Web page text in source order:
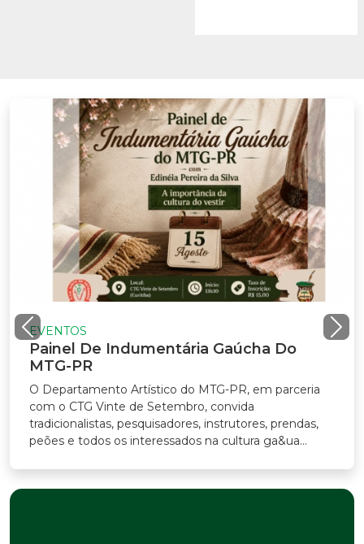
De Indumentária Gaúcha Do
PR
Departamento Artístico do MTG-PR, em parceria
o CTG Vinte de Setembro, convida
pesquisadores, instrutores, prendas,
e todos os interessados na cultura ga&ua...